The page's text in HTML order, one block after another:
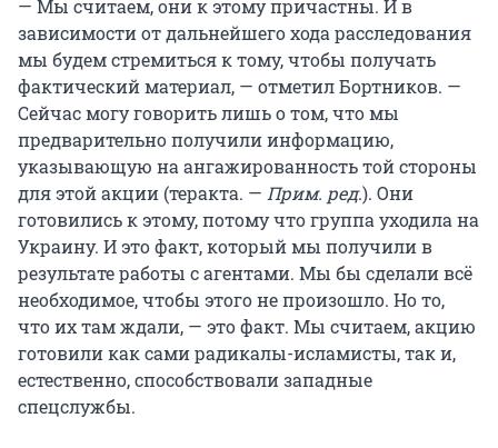
— Мы считаем, они к этому причастны. И в
зависимости от дальнейшего хода расследования
мы будем стремиться к тому, чтобы получать
фактический материал, — отметил Бортников. —
Сейчас могу говорить лишь о том, что мы
предварительно получили информацию,
указывающую на ангажированность той стороны
для этой акции (теракта. — Прим. ред.). Они
готовились к этому, потому что группа уходила на
Украину. И это факт, который мы получили в
результате работы с агентами. Мы бы сделали всё
необходимое, чтобы этого не произошло. Но то,
что их там ждали, — это факт. Мы считаем, акцию
готовили как сами радикалы-исламисты, так и,
естественно, способствовали западные
спецслужбы.